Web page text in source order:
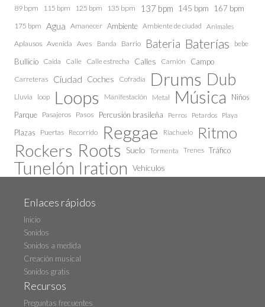
89 bpm 115 bpm 125 bpm 135 bpm 137 bpm 145 bpm 167 bpm
175 bpm Agua Amanecer Ambiente Ambiente de ciudad Animales
Aplausos Avenida Aves Banda Barrio Bateria Baterías bebe
Bullicio Caida Calle Calle estrecha Calles Camión Campo
Carreteras Ciudad Coches Cofradía Drums Dub
Lluvia loop Loops Manifestación Metal Música
Niños
Parque Pasajeros Pasos Percusión brasileña Perros Petardos Playa
Plazas Puertas Recorrido Reggae Riachuelo Ritmo
Rockers Roots Suelo Tormenta Trenes Tráfico
Tunelón Iration Vehículos
Enlaces rápidos
Inicio
Sonidos
Sonidos a medida
Creación musical
Sonidos gratis
Recursos
Preguntas frecuentes